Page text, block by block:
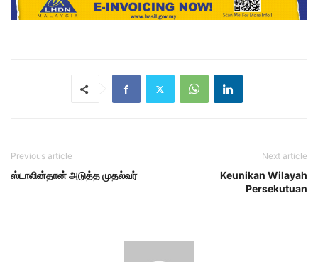
Previous article
ஸ்டாலின்தான் அடுத்த முதல்வர்
Next article
Keunikan Wilayah
Persekutuan